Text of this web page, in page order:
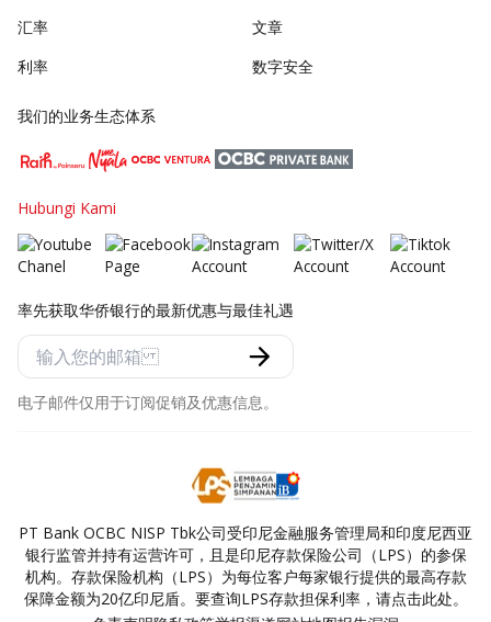
汇率
利率
文章
数字安全
我们的业务生态体系
Hubungi Kami
率先获取华侨银行的最新优惠与最佳礼遇
电子邮件仅用于订阅促销及优惠信息。
PT Bank OCBC NISP Tbk公司受印尼金融服务管理局和印度尼西亚
银行监管并持有运营许可，且是印尼存款保险公司（LPS）的参保
机构。存款保险机构（LPS）为每位客户每家银行提供的最高存款
保障金额为20亿印尼盾。要查询LPS存款担保利率，请点击此处。